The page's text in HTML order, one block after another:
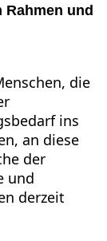
Rahmen und
die
ins
an diese
der
und
derzeit